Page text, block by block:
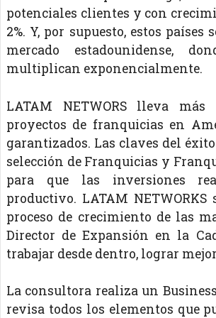
potenciales clientes y con
2%. Y, por supuesto, estos
mercado estadounidense,
multiplican exponencialmente.
LATAM NETWORS lleva
proyectos de franquicias en
garantizados. Las claves del
selección de Franquicias y
para que las inversiones
productivo. LATAM
proceso de crecimiento de las
Director de Expansión en la
trabajar desde dentro, lograr
La consultora realiza un
revisa todos los elementos que